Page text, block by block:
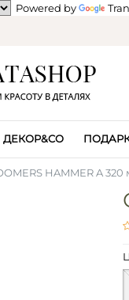
Powered by
ДЕКОР&CO
HAMMER A 320